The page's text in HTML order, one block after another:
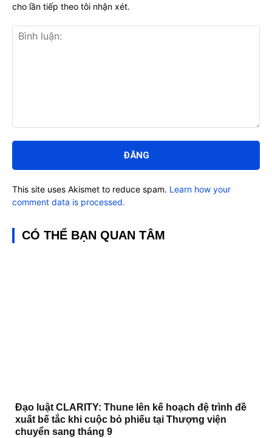
luận:
cho lần tiếp theo tôi nhận xét.
This site uses Akismet to reduce spam. Learn how your
comment data is processed.
CÓ THỂ BẠN QUAN TÂM
Đạo luật CLARITY: Thune lên kế hoạch đệ trình đề
xuất bế tắc khi cuộc bỏ phiếu tại Thượng viện
chuyển sang tháng 9